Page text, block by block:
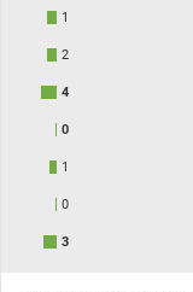
1
2
4
0
1
0
3